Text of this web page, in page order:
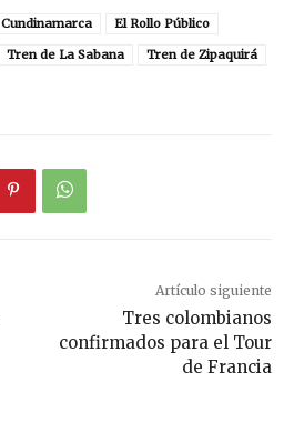
Cundinamarca
El Rollo Público
Tren de La Sabana
Tren de Zipaquirá
Artículo siguiente
Tres colombianos
confirmados para el Tour
de Francia